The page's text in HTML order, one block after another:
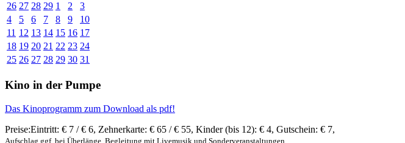
26 27 28 29 1 2
3
4
5 6 7 8 9
10
11 12 13 14 15 16 17
18 19 20 21 22 23 24
25 26 27 28 29 30 31
Kino in der Pumpe
Das Kinoprogramm zum Download als pdf!
Preise:Eintritt: € 7 / € 6, Zehnerkarte: € 65 / € 55, Kinder (bis 12): € 4, Gutschein: € 7,
Aufschlag ggf. bei Überlänge, Begleitung mit Livemusik und Sonderveranstaltungen